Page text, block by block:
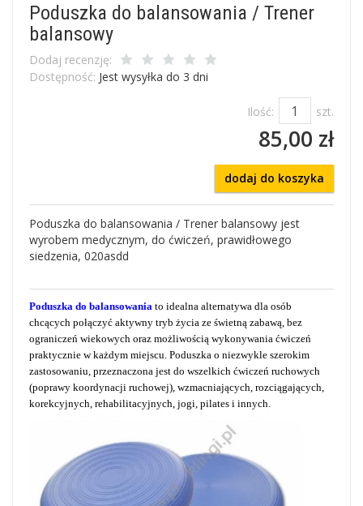
Poduszka do balansowania / Trener
balansowy
Dodaj recenzję:
Dostępność: Jest wysyłka do 3 dni
Ilość: szt.
85,00 zł
dodaj do koszyka
Poduszka do balansowania / Trener balansowy jest
wyrobem medycznym, do ćwiczeń, prawidłowego
siedzenia, 020asdd
Poduszka do balansowania to idealna alternatywa dla osób
chcących połączyć aktywny tryb życia ze świetną zabawą, bez
ograniczeń wiekowych oraz możliwością wykonywania ćwiczeń
praktycznie w każdym miejscu. Poduszka o niezwykle szerokim
zastosowaniu, przeznaczona jest do wszelkich ćwiczeń ruchowych
(poprawy koordynacji ruchowej), wzmacniających, rozciągających,
korekcyjnych, rehabilitacyjnych, jogi, pilates i innych.